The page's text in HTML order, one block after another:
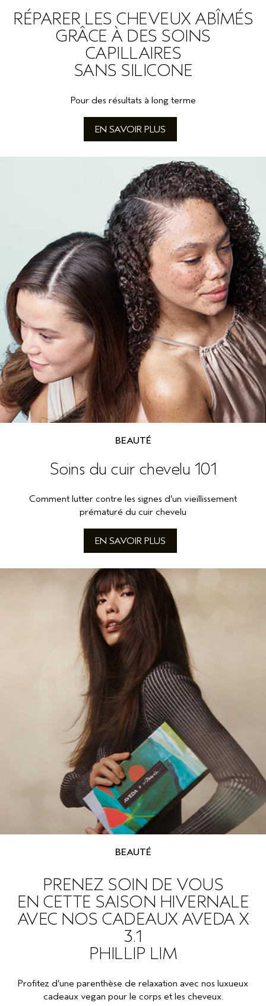
RÉPARER LES CHEVEUX ABÎMÉS
GRÂCE À DES SOINS
CAPILLAIRES
SANS SILICONE
Pour des résultats à long terme
EN SAVOIR PLUS
BEAUTÉ
Soins du cuir chevelu 101
Comment lutter contre les signes d’un vieillissement
prématuré du cuir chevelu
EN SAVOIR PLUS
BEAUTÉ
PRENEZ SOIN DE VOUS
EN CETTE SAISON HIVERNALE
AVEC NOS CADEAUX AVEDA X
3.1
PHILLIP LIM
Profitez d’une parenthèse de relaxation avec nos luxueux
cadeaux vegan pour le corps et les cheveux.